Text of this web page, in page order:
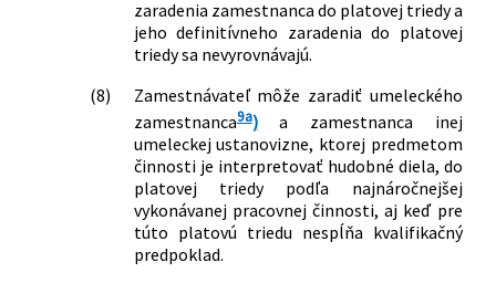
zaradenia zamestnanca do platovej triedy a
jeho definitívneho zaradenia do platovej
triedy sa nevyrovnávajú.
(8)
Zamestnávateľ môže zaradiť umeleckého
zamestnanca9a)a zamestnanca inej
umeleckej ustanovizne, ktorej predmetom
činnosti je interpretovať hudobné diela, do
platovej triedy podľa najnáročnejšej
vykonávanej pracovnej činnosti, aj keď pre
túto platovú triedu nespĺňa kvalifikačný
predpoklad.